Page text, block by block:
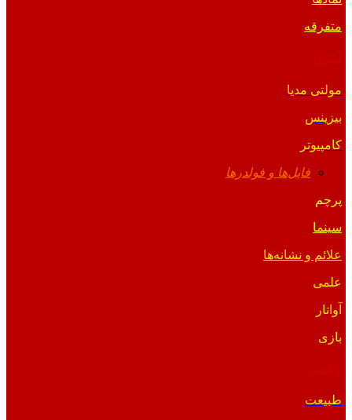
متفرقه
مولتی مدیا
بیزینس
کامپیوتر
فایل‌ها و فولدرها
پرچم
سینما
علائم و نشانه‌ها
علمی
آواتار
بازی
طبیعت